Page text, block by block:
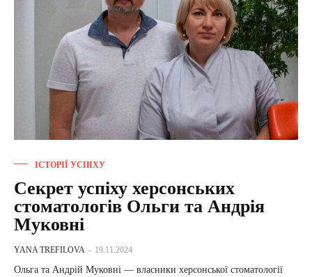
ІСТОРІЇ УСПІХУ
Секрет успіху херсонських
стоматологів Ольги та Андрія
Муковні
YANA TREFILOVA - 19.11.2024
Ольга та Андрій Муковні — власники херсонської стоматології